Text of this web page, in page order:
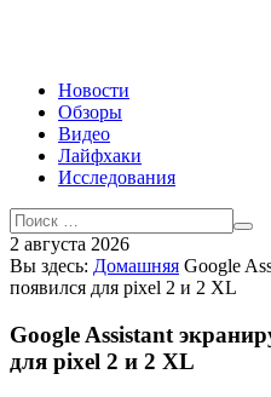
Новости
Обзоры
Видео
Лайфхаки
Исследования
2 августа 2026
Вы здесь: Домашняя Google
появился для pixel 2 и 2 XL
Google Assistant
для pixel 2 и 2 XL